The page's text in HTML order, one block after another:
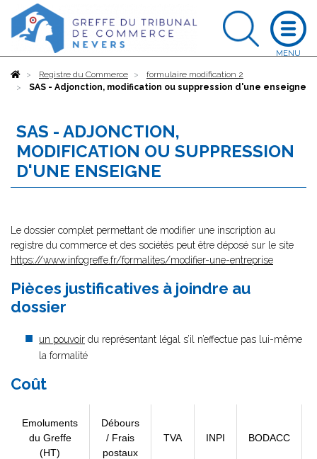
AccueilRegistre du Commerce
formulaire modification 2
SAS - Adjonction, modification ou suppression d'une enseigne
SAS - ADJONCTION,
MODIFICATION OU SUPPRESSION
D'UNE ENSEIGNE
Le dossier complet permettant de modifier une inscription au
registre du commerce et des sociétés peut être déposé sur le site
https://www.infogreffe.fr/formalites/modifier-une-entreprise
Pièces justificatives à joindre au
dossier
un pouvoir du représentant légal s’il n’effectue pas lui-même
la formalité
Coût
Emoluments
du Greffe
(HT)
Débours
/ Frais
postaux
TVA INPI BODACC